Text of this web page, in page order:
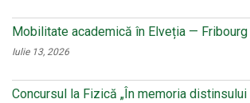
Mobilitate academică în Elveția — Fribourg
Iulie 13, 2026
Concursul la Fizică „În memoria